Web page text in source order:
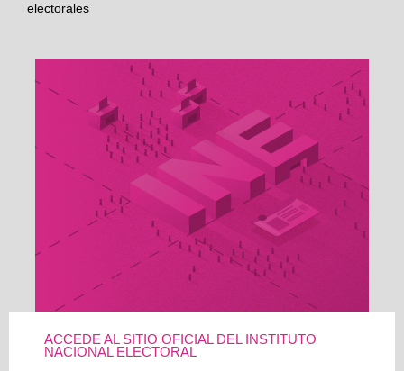
electorales
ACCEDE AL SITIO OFICIAL DEL INSTITUTO
NACIONAL ELECTORAL